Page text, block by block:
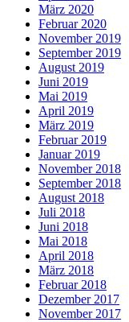
März 2020
Februar 2020
November 2019
September 2019
August 2019
Juni 2019
Mai 2019
April 2019
März 2019
Februar 2019
Januar 2019
November 2018
September 2018
August 2018
Juli 2018
Juni 2018
Mai 2018
April 2018
März 2018
Februar 2018
Dezember 2017
November 2017